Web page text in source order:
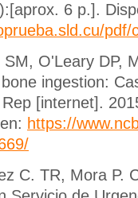
6 p.].
O'Leary DP,
ingestion:
[internet].
https://
C. TR, Mora P.